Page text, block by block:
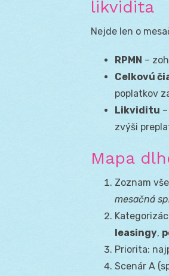
likvidita
Nejde len o
RPMN –
Celkovú
poplatkov
Likviditu
zvýši
Mapa
Zoznam
mesačná
leasingy,
Priorita:
Scenár A